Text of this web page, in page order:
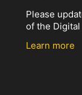
Please
of the
Learn more